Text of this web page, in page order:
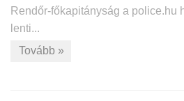
Rendőr-főkapitányság a police.hu
lenti...
Tovább »